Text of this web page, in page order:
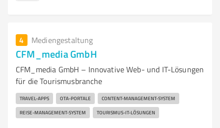
4 Mediengestaltung
CFM_media GmbH
CFM_media GmbH – Innovative Web- und IT-Lösungen
für die Tourismusbranche
TRAVEL-APPS OTA-PORTALE CONTENT-MANAGEMENT-SYSTEM
REISE-MANAGEMENT-SYSTEM TOURISMUS-IT-LÖSUNGEN